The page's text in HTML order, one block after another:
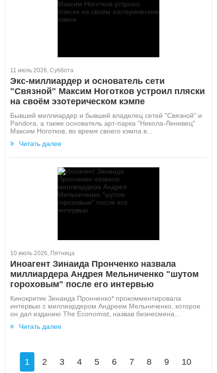
11 июль 2026, Суббота
Экс-миллиардер и основатель сети
"Связной" Максим Ноготков устроил пляски
на своём эзотерическом кэмпе
Бывший миллиардер и бывший владелец сетей "Связной" и
Pandora, а также основатель арт-парка "Никола-Ленивец"
Максим Ноготков, во время своего кэмпа в...
Читать далее
10 июль 2026, Пятница
Иноагент Зинаида Пронченко назвала
миллиардера Андрея Мельниченко "шутом
гороховым" после его интервью
Кинокритик Зинаида Пронченко* прокомментировала
интервью с миллиардером Андреем Мельниченко, которое
он дал изданию The Economist, назвав бизнесмена...
Читать далее
1 2 3 4 5 6 7 8 9 10